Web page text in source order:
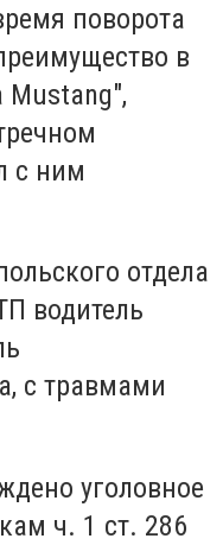
поворота
в
с ним
отдела
водитель
с травмами
уголовное
ч. 1 ст. 286